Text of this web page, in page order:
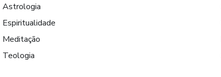
Astrologia
Espiritualidade
Meditação
Teologia